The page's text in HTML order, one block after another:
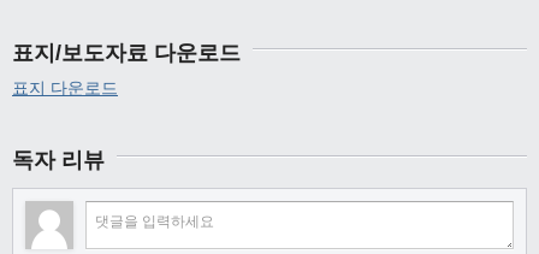
표지/보도자료 다운로드
표지 다운로드
독자 리뷰